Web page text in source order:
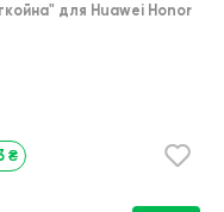
для Huawei Honor
₴